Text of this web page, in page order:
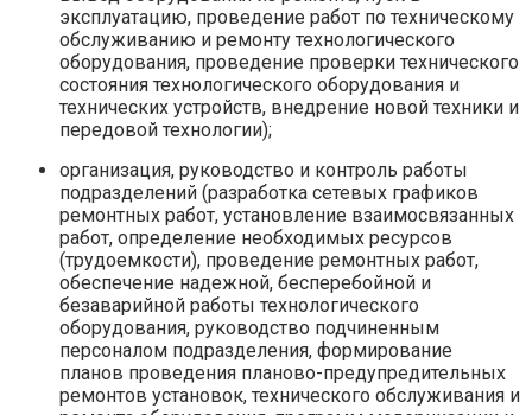
эксплуатацию, проведение работ по техническому
обслуживанию и ремонту технологического
оборудования, проведение проверки технического
состояния технологического оборудования и
технических устройств, внедрение новой техники и
передовой технологии);
организация, руководство и контроль работы
подразделений (разработка сетевых графиков
ремонтных работ, установление взаимосвязанных
работ, определение необходимых ресурсов
(трудоемкости), проведение ремонтных работ,
обеспечение надежной, бесперебойной и
безаварийной работы технологического
оборудования, руководство подчиненным
персоналом подразделения, формирование
планов проведения планово-предупредительных
ремонтов установок, технического обслуживания и